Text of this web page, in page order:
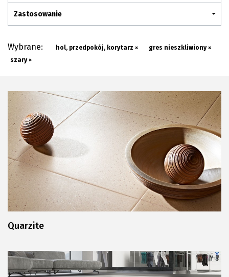
Zastosowanie
Wybrane: hol, przedpokój, korytarz ×
gres nieszkliwiony ×
szary ×
Quarzite